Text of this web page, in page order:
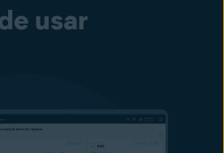
usar